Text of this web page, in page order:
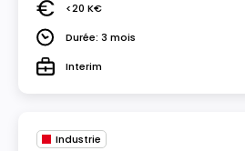
Salaire<20 K€
DuréeDurée: 3 mois
TypeInterim
Industrie